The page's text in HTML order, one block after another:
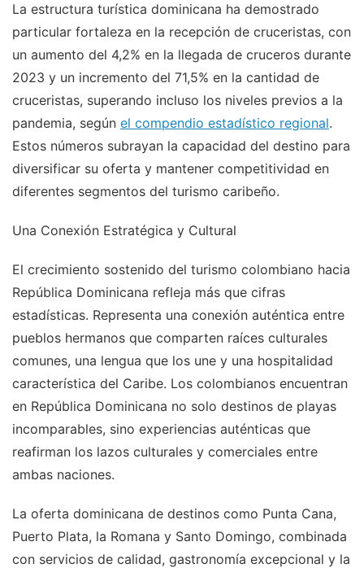
La estructura turística dominicana ha demostrado
particular fortaleza en la recepción de cruceristas, con
un aumento del 4,2% en la llegada de cruceros durante
2023 y un incremento del 71,5% en la cantidad de
cruceristas, superando incluso los niveles previos a la
pandemia, según el compendio estadístico regional.
Estos números subrayan la capacidad del destino para
diversificar su oferta y mantener competitividad en
diferentes segmentos del turismo caribeño.
Una Conexión Estratégica y Cultural
El crecimiento sostenido del turismo colombiano hacia
República Dominicana refleja más que cifras
estadísticas. Representa una conexión auténtica entre
pueblos hermanos que comparten raíces culturales
comunes, una lengua que los une y una hospitalidad
característica del Caribe. Los colombianos encuentran
en República Dominicana no solo destinos de playas
incomparables, sino experiencias auténticas que
reafirman los lazos culturales y comerciales entre
ambas naciones.
La oferta dominicana de destinos como Punta Cana,
Puerto Plata, la Romana y Santo Domingo, combinada
con servicios de calidad, gastronomía excepcional y la